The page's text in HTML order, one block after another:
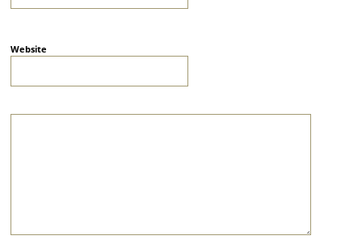
Website